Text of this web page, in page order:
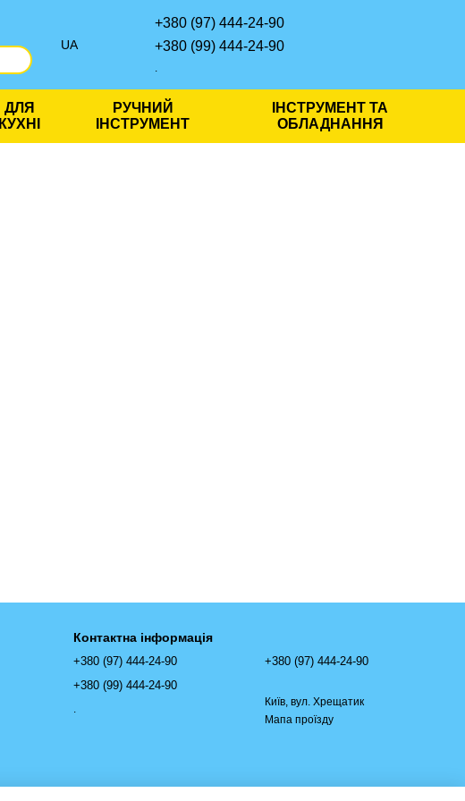
UA
+380 (97) 444-24-90
+380 (99) 444-24-90
ДЛЯ
КУХНІ
РУЧНИЙ
ІНСТРУМЕНТ
ІНСТРУМЕНТ ТА
ОБЛАДНАННЯ
Контактна інформація
+380 (97) 444-24-90
+380 (99) 444-24-90
.
+380 (97) 444-24-90
Київ, вул. Хрещатик
Мапа проїзду